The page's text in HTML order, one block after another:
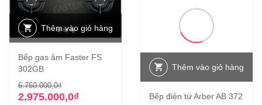
Thêm vào giỏ hàng
Bếp gas âm Faster FS
302GB
6.750.000,0₫Giá
gốc
2.975.000,0₫
Giá
hiện
Thêm vào giỏ hàng
Bếp điện từ Arber AB 372